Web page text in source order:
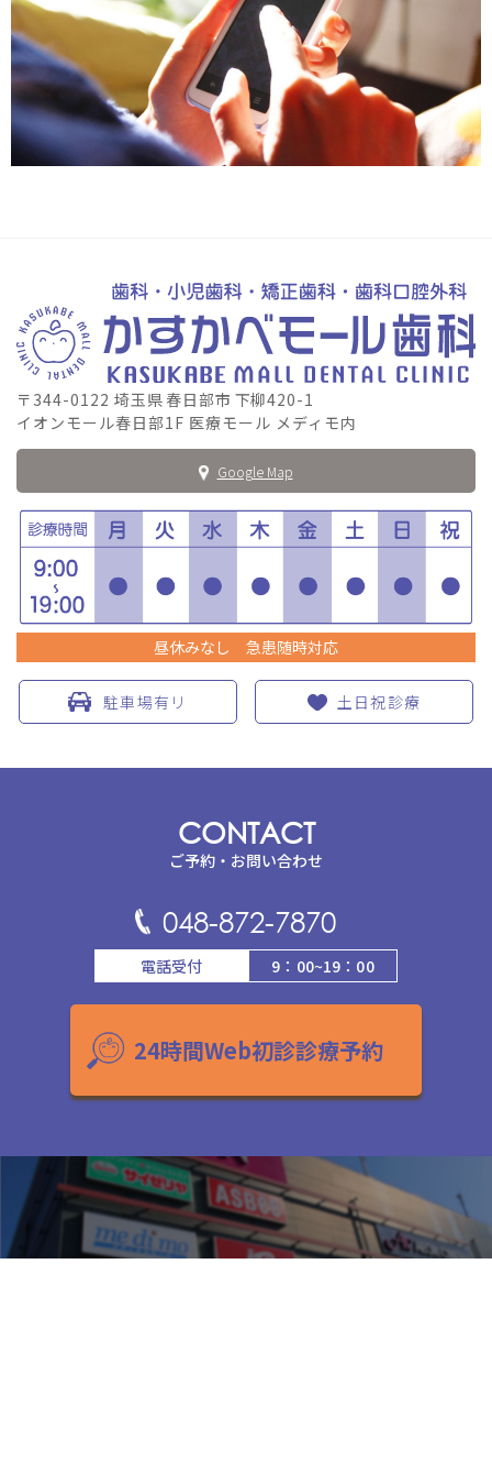
〒344-0122 埼玉県 春日部市 下柳420-1
イオンモール春日部1F 医療モール メディモ内
Google Map
昼休みなし 急患随時対応
駐車場有リ 土日祝診療
CONTACT
ご予約・お問い合わせ
048-872-7870
電話受付 9：00~19：00
24時間Web初診診療予約